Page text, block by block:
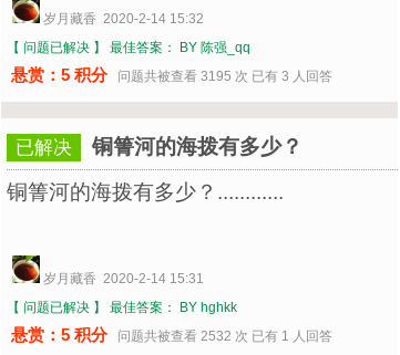
岁月藏香 2020-2-14 15:32
【 问题已解决 】
最佳答案： BY 陈强_qq
悬赏：5 积分问题共被查看 3195 次 已有 3 人回答
已解决
铜箐河的海拨有多少？
铜箐河的海拨有多少？............
岁月藏香 2020-2-14 15:31
【 问题已解决 】
最佳答案： BY hghkk
悬赏：5 积分问题共被查看 2532 次 已有 1 人回答